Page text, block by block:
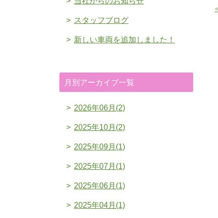
スタッフブログ
新しい車両を追加しました！
月別アーカイブ一覧
2026年06月(2)
2025年10月(2)
2025年09月(1)
2025年07月(1)
2025年06月(1)
2025年04月(1)